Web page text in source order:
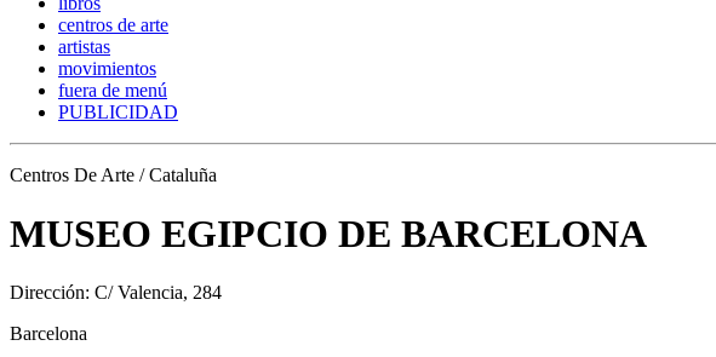
centros de arte
artistas
movimientos
fuera de menú
PUBLICIDAD
Centros De Arte / Cataluña
MUSEO EGIPCIO DE BARCELONA
Dirección: C/ Valencia, 284
Barcelona